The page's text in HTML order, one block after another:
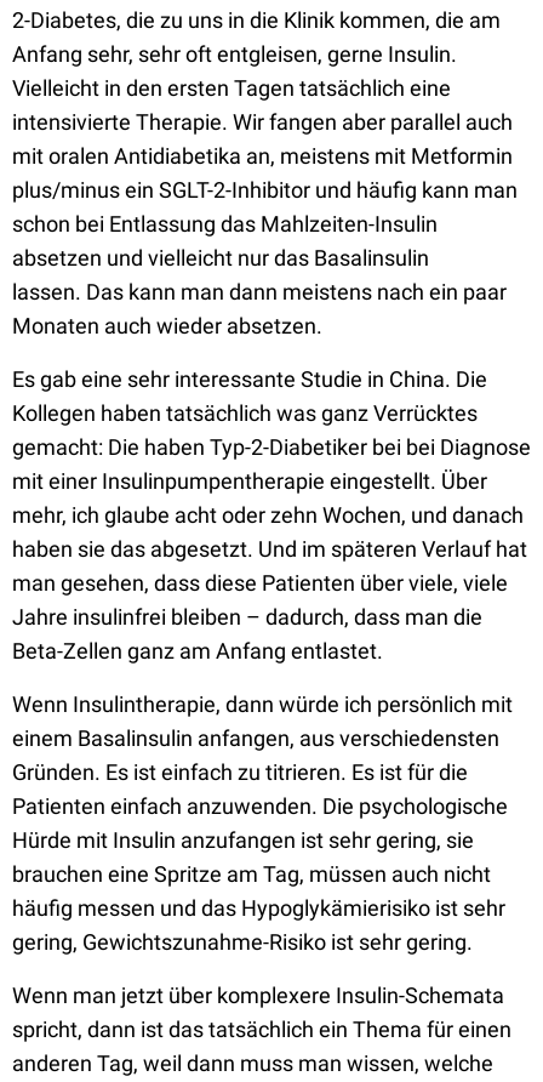
2-Diabetes, die zu uns in die Klinik kommen, die am
Anfang sehr, sehr oft entgleisen, gerne Insulin.
Vielleicht in den ersten Tagen tatsächlich eine
intensivierte Therapie. Wir fangen aber parallel auch
mit oralen Antidiabetika an, meistens mit Metformin
plus/minus ein SGLT-2-Inhibitor und häufig kann man
schon bei Entlassung das Mahlzeiten-Insulin
absetzen und vielleicht nur das Basalinsulin
lassen. Das kann man dann meistens nach ein paar
Monaten auch wieder absetzen.
Es gab eine sehr interessante Studie in China. Die
Kollegen haben tatsächlich was ganz Verrücktes
gemacht: Die haben Typ-2-Diabetiker bei bei Diagnose
mit einer Insulinpumpentherapie eingestellt. Über
mehr, ich glaube acht oder zehn Wochen, und danach
haben sie das abgesetzt. Und im späteren Verlauf hat
man gesehen, dass diese Patienten über viele, viele
Jahre insulinfrei bleiben – dadurch, dass man die
Beta-Zellen ganz am Anfang entlastet.
Wenn Insulintherapie, dann würde ich persönlich mit
einem Basalinsulin anfangen, aus verschiedensten
Gründen. Es ist einfach zu titrieren. Es ist für die
Patienten einfach anzuwenden. Die psychologische
Hürde mit Insulin anzufangen ist sehr gering, sie
brauchen eine Spritze am Tag, müssen auch nicht
häufig messen und das Hypoglykämierisiko ist sehr
gering, Gewichtszunahme-Risiko ist sehr gering.
Wenn man jetzt über komplexere Insulin-Schemata
spricht, dann ist das tatsächlich ein Thema für einen
anderen Tag, weil dann muss man wissen, welche